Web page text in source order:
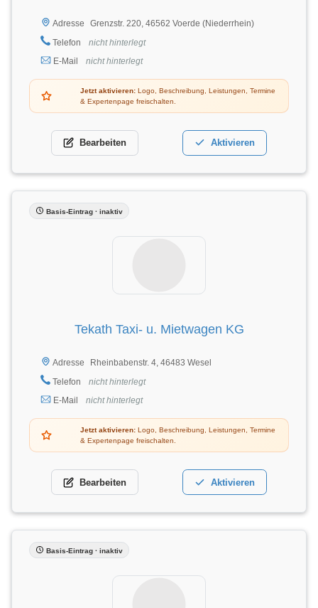
Adresse
Grenzstr. 220, 46562 Voerde (Niederrhein)
Telefon
nicht hinterlegt
E-Mail
nicht hinterlegt
Jetzt aktivieren: Logo, Beschreibung, Leistungen, Termine
& Expertenpage freischalten.
Bearbeiten Aktivieren
Basis-Eintrag · inaktiv
Tekath Taxi- u. Mietwagen KG
Adresse
Rheinbabenstr. 4, 46483 Wesel
Telefon
nicht hinterlegt
E-Mail
nicht hinterlegt
Jetzt aktivieren: Logo, Beschreibung, Leistungen, Termine
& Expertenpage freischalten.
Bearbeiten Aktivieren
Basis-Eintrag · inaktiv